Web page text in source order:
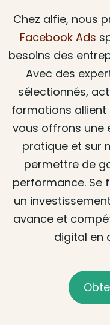
Chez alfie, nous
Facebook Ads
besoins des
Avec des
sélectionnés,
formations allient
vous offrons une
pratique et sur
permettre de
performance. Se
un
avance et
digital en